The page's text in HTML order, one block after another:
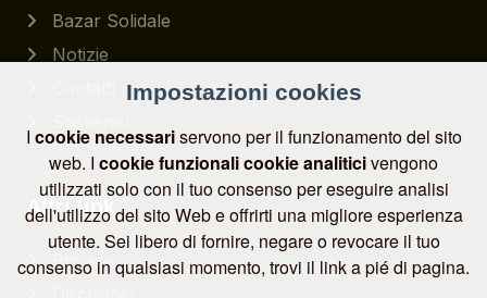
Bazar Solidale
Notizie
Altri link
Privacy
Impostazioni cookies
Icookie necessariservono per il funzionamento del sito
web. I cookie funzionalicookie analiticivengono
utilizzati solo con il tuo consenso per eseguire analisi
dell'utilizzo del sito Web e offrirti una migliore esperienza
utente. Sei libero di fornire, negare o revocare il tuo
consenso in qualsiasi momento, trovi il link a pié di pagina.